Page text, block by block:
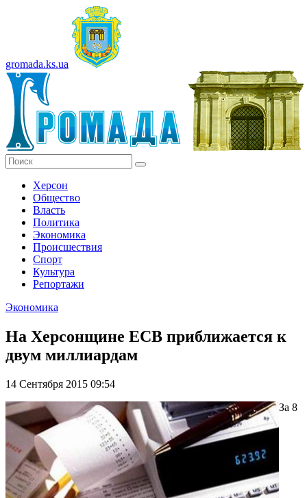
gromada.ks.ua
Херсон
Общество
Власть
Политика
Экономика
Происшествия
Спорт
Культура
Репортажи
Экономика
На Херсонщине ЕСВ приближается к
двум миллиардам
14 Сентября 2015 09:54
За 8